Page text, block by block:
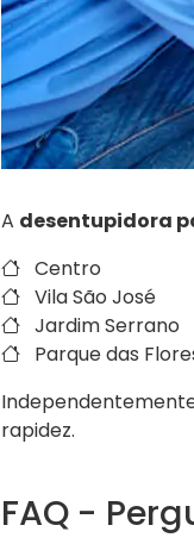
A desentupidora
Centro
Vila São José
Jardim Serrano
Parque das
rapidez.
FAQ -